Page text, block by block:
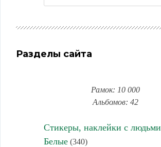
Разделы сайта
Рамок: 10 000
Альбомов: 42
Стикеры, наклейки с людьми
Белые(340)